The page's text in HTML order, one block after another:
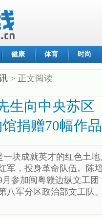
健康 体育 时尚
> 正文阅读
生向中央苏区
捐赠70幅作品
一块成就英才的红色土
军，投身革命队伍。陈
参加闽粤赣边纵文工
八军分区政治部文工队